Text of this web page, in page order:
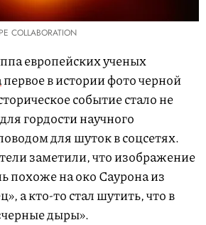
COLLABORATION
европейских ученых
первое в истории фото черной
событие стало не
гордости научного
для шуток в соцсетях.
заметили, что изображение
похоже на око Саурона из
а кто-то стал шутить, что в
дыры».